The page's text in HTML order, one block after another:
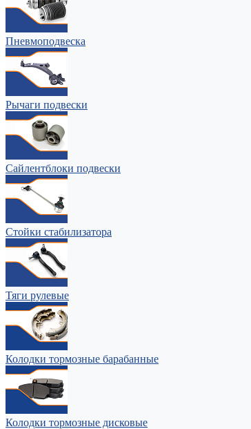
Пневмоподвеска
Рычаги подвески
Сайлентблоки подвески
Стойки стабилизатора
Тяги рулевые
Колодки тормозные барабанные
Колодки тормозные дисковые